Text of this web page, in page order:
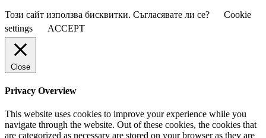
Този сайт използва бисквитки. Съгласявате ли се?
Cookie
settings
ACCEPT
Close
Privacy Overview
This website uses cookies to improve your experience while you
navigate through the website. Out of these cookies, the cookies that
are categorized as necessary are stored on your browser as they are